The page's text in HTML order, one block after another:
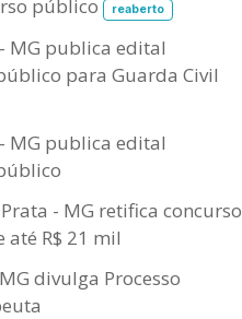
público
reaberto
MG publica edital
para Guarda Civil
MG publica edital
- MG retifica concurso
R$ 21 mil
divulga Processo